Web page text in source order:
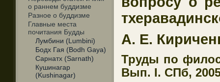
о раннем буддизме
Разное о буддизме
Главные места
почитания Будды
Лумбини (Lumbini)
Бодх Гая (Bodh Gaya)
Сарнатх (Sarnath)
Кушинагар
(Kushinagar)
А. Е.
Труды по
Вып. I. СПб,